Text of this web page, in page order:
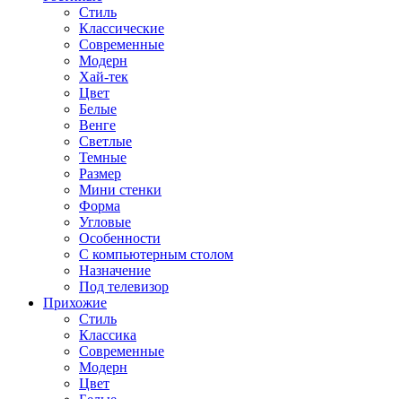
Стиль
Классические
Современные
Модерн
Хай-тек
Цвет
Белые
Венге
Светлые
Темные
Размер
Мини стенки
Форма
Угловые
Особенности
С компьютерным столом
Назначение
Под телевизор
Прихожие
Стиль
Классика
Современные
Модерн
Цвет